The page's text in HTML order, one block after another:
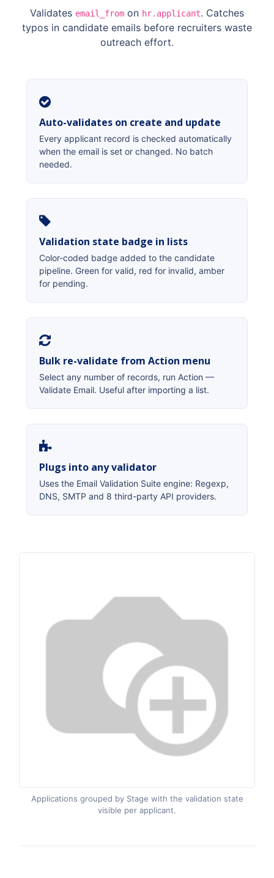
Validates email_from on hr.applicant. Catches
typos in candidate emails before recruiters waste
outreach effort.
Auto-validates on create and update
Every applicant record is checked automatically
when the email is set or changed. No batch
needed.
Validation state badge in lists
Color-coded badge added to the candidate
pipeline. Green for valid, red for invalid, amber
for pending.
Bulk re-validate from Action menu
Select any number of records, run Action —
Validate Email. Useful after importing a list.
Plugs into any validator
Uses the Email Validation Suite engine: Regexp,
DNS, SMTP and 8 third-party API providers.
Applications grouped by Stage with the validation state
visible per applicant.